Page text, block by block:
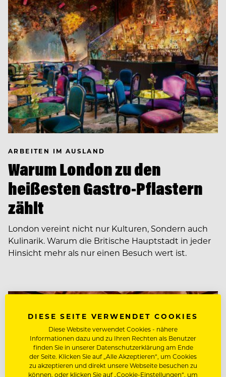
ARBEITEN IM AUSLAND
Warum London zu den
heißesten Gastro-Pflastern
zählt
London vereint nicht nur Kulturen, Sondern auch
Kulinarik. Warum die Britische Hauptstadt in jeder
Hinsicht mehr als nur einen Besuch wert ist.
DIESE SEITE VERWENDET COOKIES
Diese Website verwendet Cookies - nähere
Informationen dazu und zu Ihren Rechten als Benutzer
finden Sie in unserer Datenschutzerklärung am Ende
der Seite. Klicken Sie auf „Alle Akzeptieren“, um Cookies
zu akzeptieren und direkt unsere Webseite besuchen zu
können, oder klicken Sie auf „Cookie-Einstellungen“, um